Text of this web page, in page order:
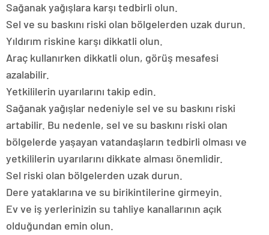
Sağanak yağışlara karşı tedbirli olun.
Sel ve su baskını riski olan bölgelerden uzak durun.
Yıldırım riskine karşı dikkatli olun.
Araç kullanırken dikkatli olun, görüş mesafesi
azalabilir.
Yetkililerin uyarılarını takip edin.
Sağanak yağışlar nedeniyle sel ve su baskını riski
artabilir. Bu nedenle, sel ve su baskını riski olan
bölgelerde yaşayan vatandaşların tedbirli olması ve
yetkililerin uyarılarını dikkate alması önemlidir.
Sel riski olan bölgelerden uzak durun.
Dere yataklarına ve su birikintilerine girmeyin.
Ev ve iş yerlerinizin su tahliye kanallarının açık
olduğundan emin olun.